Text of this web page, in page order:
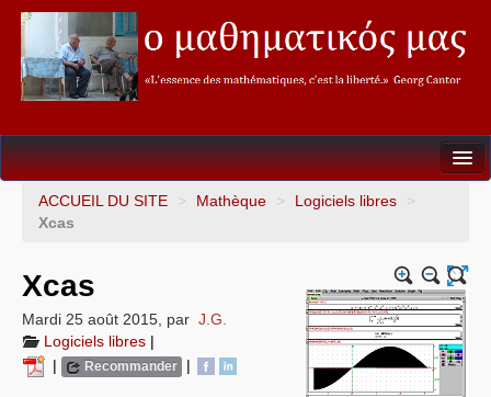
Seconde
Terminale
Soutien&Aide individualisée
La fureur des Maths
ACCUEIL DU SITE > Mathèque > Logiciels libres
>
Xcas
Xcas
Mardi 25 août 2015 par J.G.
Logiciels libres |
|
Recommander |